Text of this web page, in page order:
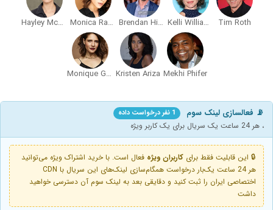
Tim Roth
Kelli Williams
Brendan Hines
Monica Raymund
Hayley McFarland
Mekhi Phifer
Kristen Ariza
Monique Gabriela Curnen
📡 فعالسازی لینک سوم 1 نفر درخواست داده
، هر 24 ساعت یک سریال برای یک کاربر ویژه
🔒 این قابلیت فقط برای کاربران ویژه فعال است. با خرید اشتراک ویژه می‌توانید
هر 24 ساعت یک‌بار درخواست همگام‌سازی لینک‌های این سریال با CDN
اختصاصی ایران را ثبت کنید و دقایقی بعد به لینک سوم آن دسترسی خواهید
داشت